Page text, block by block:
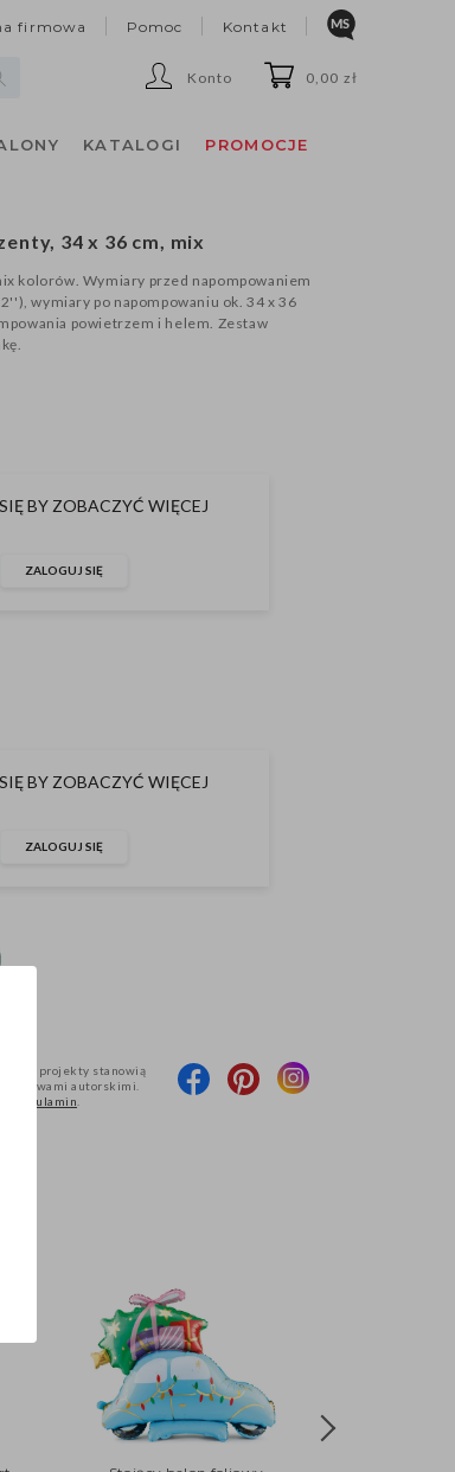
firmowa Pomoc Kontakt
Konto 0,00 zł
KATALOGI PROMOCJE
34 x 36 cm, mix
kolorów. Wymiary przed napompowaniem
wymiary po napompowaniu ok. 34 x 36
powietrzem i helem. Zestaw
BY ZOBACZYĆ WIĘCEJ
ZALOGUJ SIĘ
BY ZOBACZYĆ WIĘCEJ
ZALOGUJ SIĘ
ich projekty stanowią
prawami autorskimi.
Regulamin